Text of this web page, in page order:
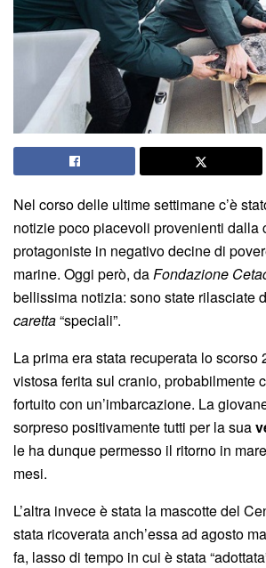
Nel corso delle ultime settimane c’è
notizie poco piacevoli provenienti dalla
protagoniste in negativo decine di
marine. Oggi però, daFondazione
bellissima notizia: sono state rilasciate
caretta“speciali”.
La prima era stata recuperata lo scorso
vistosa ferita sul cranio, probabilmente
fortuito con un’imbarcazione. La
sorpreso positivamente tutti per la sua
le ha dunque permesso il ritorno in
mesi.
L’altra invece è stata la mascotte del
stata ricoverata anch’essa ad agosto
fa, lasso di tempo in cui è stata